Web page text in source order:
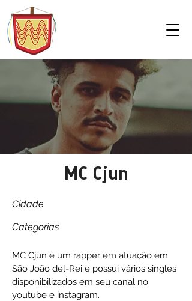
MC Cjun
Cidade
Categorias
MC Cjun é um rapper em atuação em
São João del-Rei e possui vários singles
disponibilizados em seu canal no
youtube e instagram.